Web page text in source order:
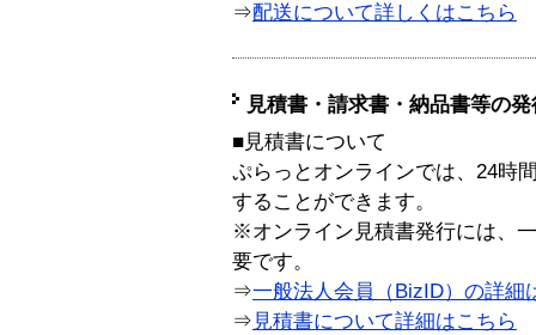
⇒配送について詳しくはこちら
見積書・請求書・納品書等の
■見積書について
ぷらっとオンラインでは、24時
することができます。
※オンライン見積書発行には、
要です。
⇒一般法人会員（BizID）の詳細
⇒ 見積書について詳細はこちら